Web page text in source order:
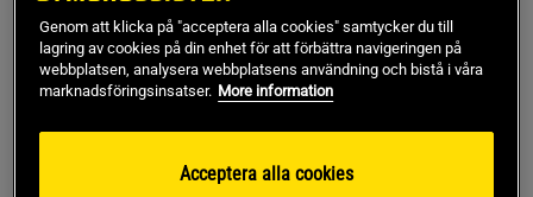
XS- Slut i lager
Genom att klicka på "acceptera alla cookies" samtycker du till
lagring av cookies på din enhet för att förbättra navigeringen på
webbplatsen, analysera webbplatsens användning och bistå i våra
marknadsföringsinsatser. More information
Acceptera alla cookies